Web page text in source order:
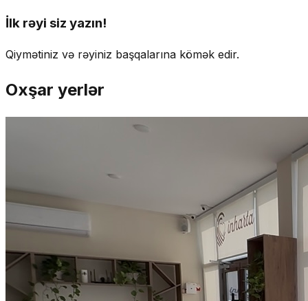
İlk rəyi siz yazın!
Qiymətiniz və rəyiniz başqalarına kömək edir.
Oxşar yerlər